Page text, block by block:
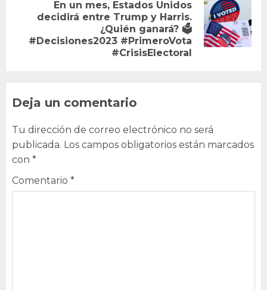
Next
post:
En un mes, Estados Unidos
decidirá entre Trump y Harris.
¿Quién ganará? 🗳️
#Decisiones2023 #PrimeroVota
#CrisisElectoral
Deja un comentario
Tu dirección de correo electrónico no será
publicada. Los campos obligatorios están marcados
con *
Comentario *